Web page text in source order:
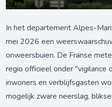
In het departement Alpes-
mei 2026 een
onweersbuien. De Franse
regio officieel onder "vigilance
inwoners en verblijfsgasten
mogelijk zware neerslag,